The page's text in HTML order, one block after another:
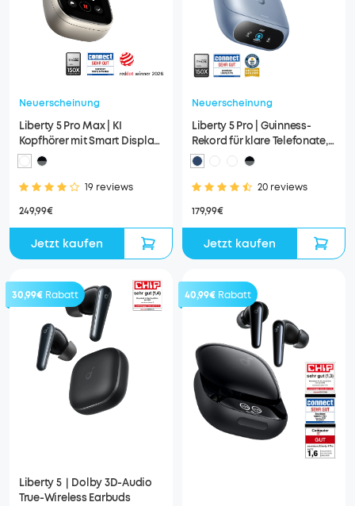
Neuerscheinung
Liberty 5 Pro Max | KI
Kopfhörer mit Smart Display
& KI-Notizassistent
19 reviews
249,99€
Jetzt kaufen
Neuerscheinung
Liberty 5 Pro | Guinness-
Rekord für klare Telefonate,
360° ANC 4.0, Dolby Atmos
20 reviews
179,99€
Jetzt kaufen
30,99€ Rabatt
Liberty 5｜Dolby 3D-Audio
True-Wireless Earbuds
40,99€ Rabatt